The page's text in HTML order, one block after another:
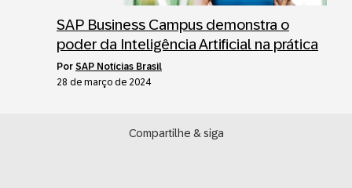
SAP Business Campus demonstra o
poder da Inteligência Artificial na prática
por SAP Notícias Brasil
28 de março de 2024
Compartilhe & siga